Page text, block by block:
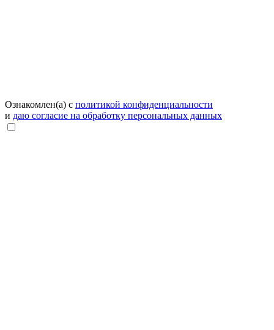
Ознакомлен(а) с политикой конфиденциальности
и даю согласие на обработку персональных данных